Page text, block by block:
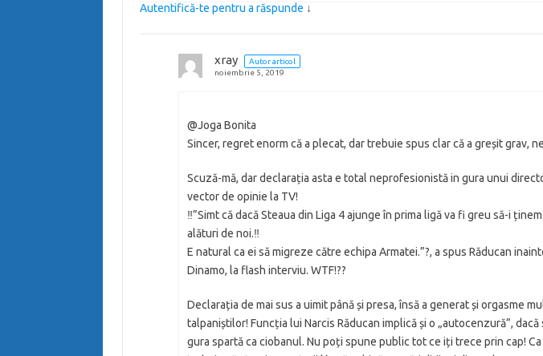
Autentifică-te pentru a răspunde ↓
xray
Autor articol
noiembrie 5, 2019
@Joga Bonita
Sincer, regret enorm că a plecat, dar trebuie spus clar că a greșit grav,
Scuză-mă, dar declarația asta e total neprofesionistă in gura unui
vector de opinie la TV!
‼”Simt că dacă Steaua din Liga 4 ajunge în prima ligă va fi greu să-i
alături de noi.‼
E natural ca ei să migreze către echipa Armatei.”?, a spus Răducan
Dinamo, la flash interviu. WTF!??
Declarația de mai sus a uimit până și presa, însă a generat și orgasme
talpaniștilor! Funcția lui Narcis Răducan implică și o „autocenzură”, dacă
gura spartă ca ciobanul. Nu poți spune public tot ce iți trece prin cap!